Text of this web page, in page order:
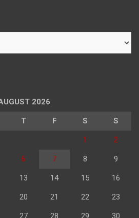
2026
T F S S
1 2
6 7 8 9
13 14 15 16
20 21 22 23
27 28 29 30